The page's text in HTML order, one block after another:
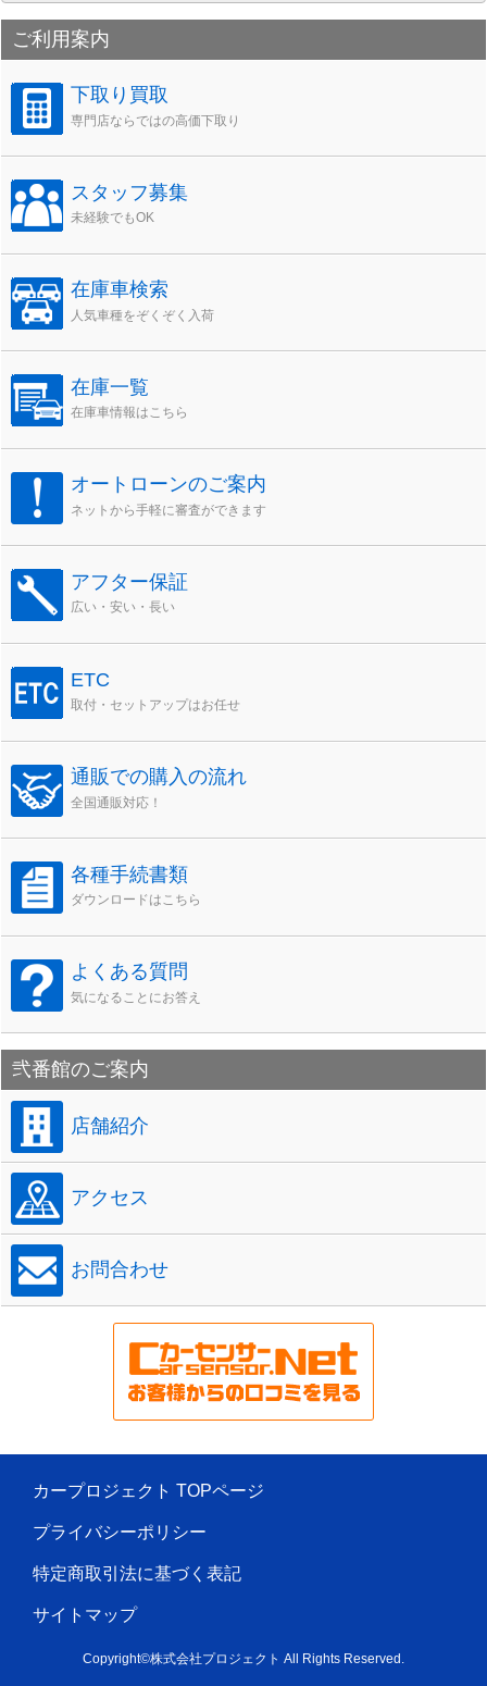
カ
イ
ブ
ご利用案内
下取り買取
専門店ならではの高価下取り
スタッフ募集
未経験でもOK
在庫車検索
人気車種をぞくぞく入荷
在庫一覧
在庫車情報はこちら
オートローンのご案内
ネットから手軽に審査ができます
アフター保証
広い・安い・長い
ETC
取付・セットアップはお任せ
通販での購入の流れ
全国通販対応！
各種手続書類
ダウンロードはこちら
よくある質問
気になることにお答え
弐番館のご案内
店舗紹介
アクセス
お問合わせ
カープロジェクト TOPページ
プライバシーポリシー
特定商取引法に基づく表記
サイトマップ
Copyright©株式会社プロジェクト All Rights Reserved.